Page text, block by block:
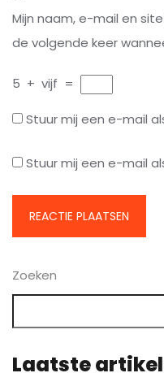
Mijn naam, e-mail en
de volgende keer
5 + vijf =
Stuur mij een e-mail
Stuur mij een e-mail
Zoeken
Laatste